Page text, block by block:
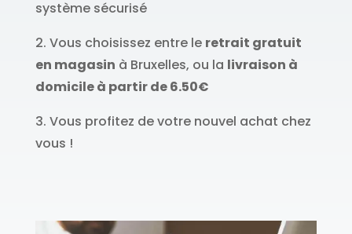
système sécurisé
2. Vous choisissez entre le retrait gratuit
en magasin à Bruxelles, ou la livraison à
domicile à partir de 6.50€
3. Vous profitez de votre nouvel achat chez
vous !